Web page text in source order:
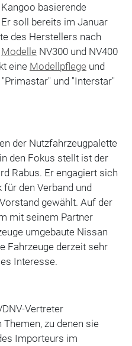
basierende
soll bereits im Januar
des Herstellers nach
Modelle NV300 und NV400
eine Modellpflege und
und "Interstar"
der Nutzfahrzeugpalette
den Fokus stellt ist der
Rabus. Er engagiert sich
den Verband und
gewählt. Auf der
mit seinem Partner
umgebaute Nissan
Fahrzeuge derzeit sehr
Interesse.
Vertreter
zu denen sie
Importeurs im